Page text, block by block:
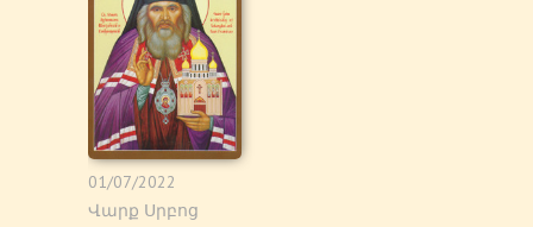
01/07/2022
Վարք Սրբոց